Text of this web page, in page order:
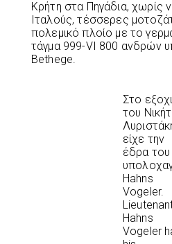
Κρήτη στα Πηγάδια, χωρίς
Ιταλούς, τέσσερες
πολεμικό πλοίο με το
τάγμα 999-VI 800 ανδρών
Bethege.
Στο
του
είχε την
έδρα του
Hahns
Vogeler.
Hahns
Vogeler